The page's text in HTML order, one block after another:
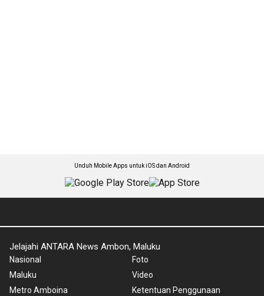
Unduh Mobile Apps untuk iOS dan Android
Jelajahi ANTARA News Ambon, Maluku
Nasional
Maluku
Metro Amboina
Foto
Video
Ketentuan Penggunaan